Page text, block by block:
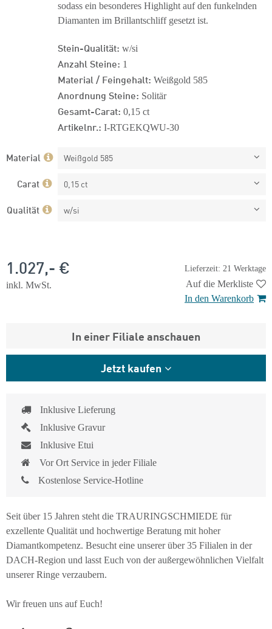
sodass ein besonderes Highlight auf den funkelnden
Diamanten im Brillantschliff gesetzt ist.
Stein-Qualität: w/si
Anzahl Steine: 1
Material / Feingehalt: Weißgold 585
Anordnung Steine: Solitär
Gesamt-Carat: 0,15 ct
Artikelnr.: I-RTGEKQWU-30
Material Weißgold 585
Carat 0,15 ct
Qualität w/si
Lieferzeit: 21 Werktage
1.027,- €
inkl. MwSt.
Auf die Merkliste
In den Warenkorb
In einer Filiale anschauen
Jetzt kaufen
Inklusive Lieferung
Inklusive Gravur
Inklusive Etui
Vor Ort Service in jeder Filiale
Kostenlose Service-Hotline
Seit über 15 Jahren steht die TRAURINGSCHMIEDE für
exzellente Qualität und hochwertige Beratung mit hoher
Diamantkompetenz. Besucht eine unserer über 35 Filialen in der
DACH-Region und lasst Euch von der außergewöhnlichen Vielfalt
unserer Ringe verzaubern.
Wir freuen uns auf Euch!